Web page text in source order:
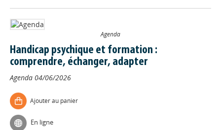
Agenda
Handicap psychique et formation :
comprendre, échanger, adapter
Agenda 04/06/2026
Ajouter au panier
En ligne